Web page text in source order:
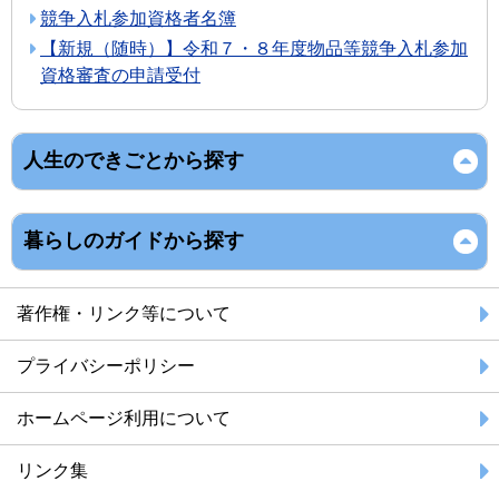
競争入札参加資格者名簿
【新規（随時）】令和７・８年度物品等競争入札参加
資格審査の申請受付
人生のできごとから探す
暮らしのガイドから探す
著作権・リンク等について
プライバシーポリシー
ホームページ利用について
リンク集